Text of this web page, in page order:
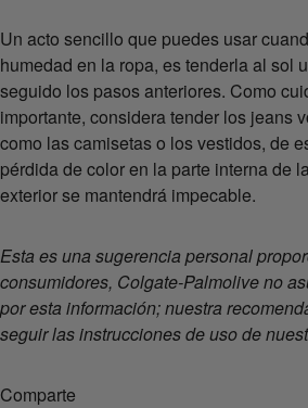
Un acto sencillo que puedes usar
humedad en la ropa, es tenderla al sol
seguido los pasos anteriores. Como
importante, considera tender los jeans
como las camisetas o los vestidos, de
pérdida de color en la parte interna de
exterior se mantendrá impecable.
Esta es una sugerencia personal
consumidores, Colgate-Palmolive no
por esta información; nuestra
seguir las instrucciones de uso de
Comparte